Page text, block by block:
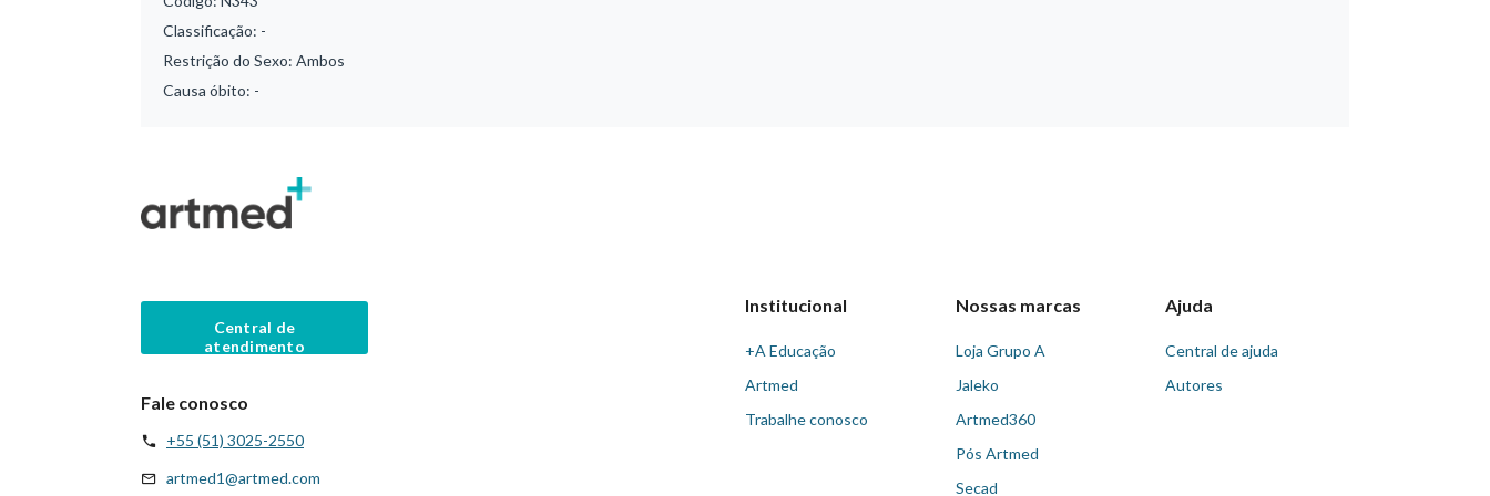
Classificação: -
Restrição do Sexo: Ambos
Causa óbito: -
Central de
atendimento
Fale conosco
+55 (51) 3025-2550
artmed1@artmed.com
Institucional
+A Educação
Artmed
Trabalhe conosco
Nossas marcas
Loja Grupo A
Jaleko
Artmed360
Pós Artmed
Secad
Ajuda
Central de ajuda
Autores